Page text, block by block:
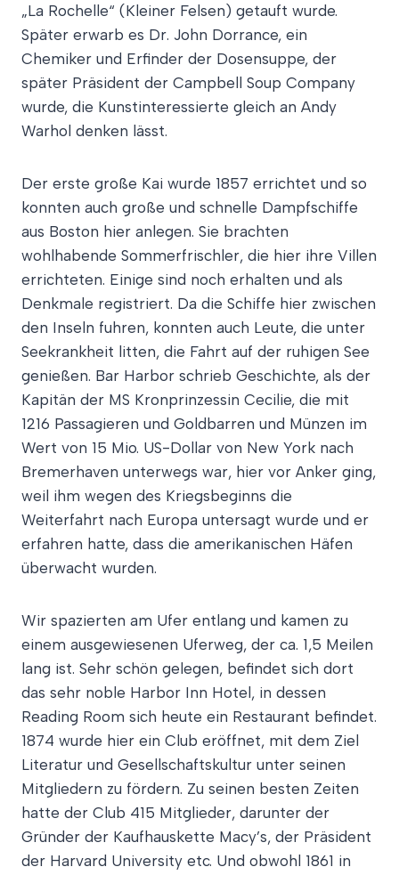
„La Rochelle“ (Kleiner Felsen) getauft wurde.
Später erwarb es Dr. John Dorrance, ein
Chemiker und Erfinder der Dosensuppe, der
später Präsident der Campbell Soup Company
wurde, die Kunstinteressierte gleich an Andy
Warhol denken lässt.
Der erste große Kai wurde 1857 errichtet und so
konnten auch große und schnelle Dampfschiffe
aus Boston hier anlegen. Sie brachten
wohlhabende Sommerfrischler, die hier ihre Villen
errichteten. Einige sind noch erhalten und als
Denkmale registriert. Da die Schiffe hier zwischen
den Inseln fuhren, konnten auch Leute, die unter
Seekrankheit litten, die Fahrt auf der ruhigen See
genießen. Bar Harbor schrieb Geschichte, als der
Kapitän der MS Kronprinzessin Cecilie, die mit
1216 Passagieren und Goldbarren und Münzen im
Wert von 15 Mio. US-Dollar von New York nach
Bremerhaven unterwegs war, hier vor Anker ging,
weil ihm wegen des Kriegsbeginns die
Weiterfahrt nach Europa untersagt wurde und er
erfahren hatte, dass die amerikanischen Häfen
überwacht wurden.
Wir spazierten am Ufer entlang und kamen zu
einem ausgewiesenen Uferweg, der ca. 1,5 Meilen
lang ist. Sehr schön gelegen, befindet sich dort
das sehr noble Harbor Inn Hotel, in dessen
Reading Room sich heute ein Restaurant befindet.
1874 wurde hier ein Club eröffnet, mit dem Ziel
Literatur und Gesellschaftskultur unter seinen
Mitgliedern zu fördern. Zu seinen besten Zeiten
hatte der Club 415 Mitglieder, darunter der
Gründer der Kaufhauskette Macy’s, der Präsident
der Harvard University etc. Und obwohl 1861 in